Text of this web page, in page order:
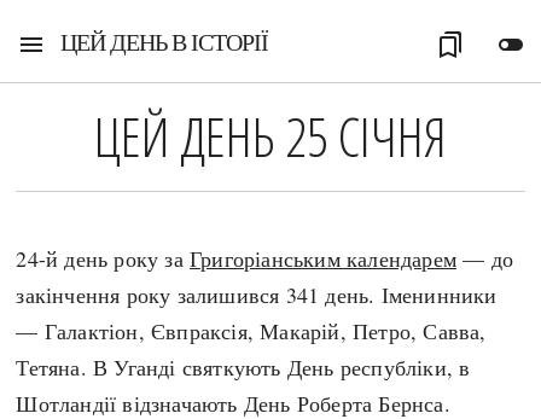
menu ЦЕЙ ДЕНЬ В ІСТОРІЇ toggle_off
bookmarks
ЦЕЙ ДЕНЬ 25 СІЧНЯ
24-й день року заГригоріанським календарем — до
закінчення року залишився 341 день. Іменинники
— Галактіон, Євпраксія, Макарій, Петро, Савва,
Тетяна. В Уганді святкують День республіки, в
Шотландії відзначають День Роберта Бернса.